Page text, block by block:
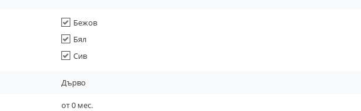
Бежов
Бял
Сив
Дърво
от0 мес.